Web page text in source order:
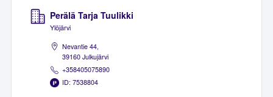
Perälä Tarja Tuulikki
Ylöjärvi
Nevantie 44,
39160 Julkujärvi
+358405075890
ID: 7538804